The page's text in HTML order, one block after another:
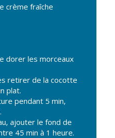
crème fraîche
dorer les morceaux
retirer de la cocotte
plat.
pendant 5 min,
ajouter le fond de
45 min à 1 heure.